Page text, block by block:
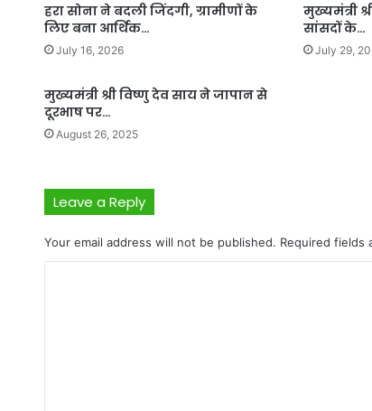
हरा सोना ने बदली जिंदगी, ग्रामीणों के
लिए बना आर्थिक…
July 16, 2026
मुख्यमंत्री
सांसदों के…
July 29,
मुख्यमंत्री श्री विष्णु देव साय ने जापान से
दूरभाष पर…
August 26, 2025
Leave a Reply
Your email address will not be published. Required fields